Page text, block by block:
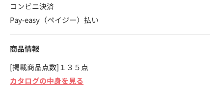
コンビニ決済
Pay-easy（ペイジー）払い
商品情報
[掲載商品点数]１３５点
カタログの中身を見る